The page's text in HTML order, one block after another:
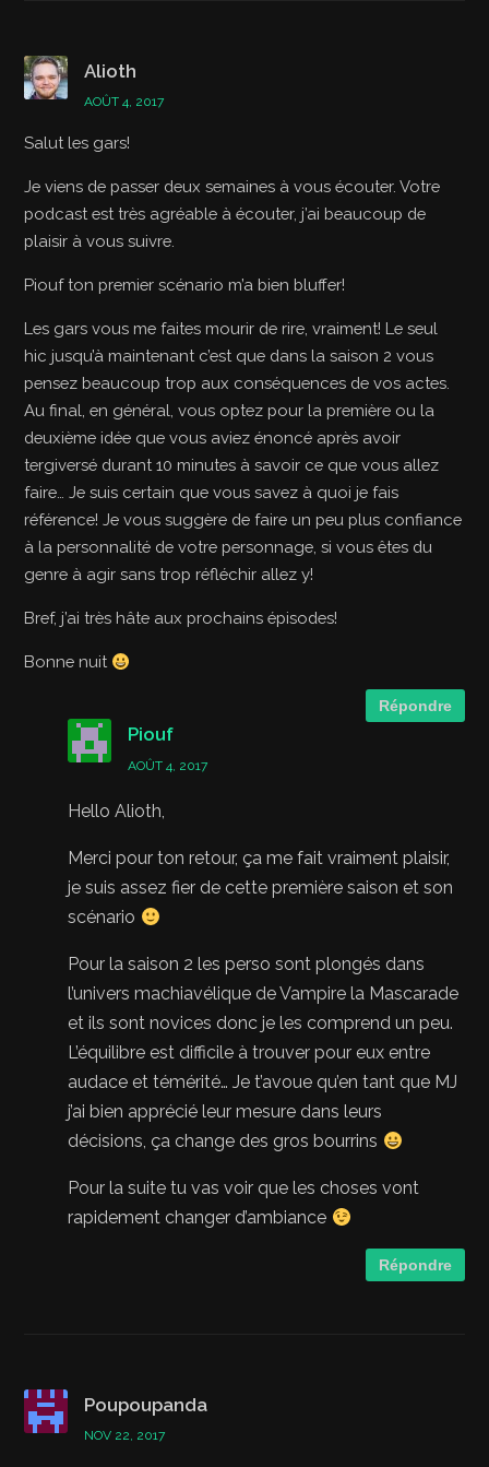
Alioth
AOÛT 4, 2017
Salut les gars!
Je viens de passer deux semaines à vous écouter. Votre
podcast est très agréable à écouter, j’ai beaucoup de
plaisir à vous suivre.
Piouf ton premier scénario m’a bien bluffer!
Les gars vous me faites mourir de rire, vraiment! Le seul
hic jusqu’à maintenant c’est que dans la saison 2 vous
pensez beaucoup trop aux conséquences de vos actes.
Au final, en général, vous optez pour la première ou la
deuxième idée que vous aviez énoncé après avoir
tergiversé durant 10 minutes à savoir ce que vous allez
faire… Je suis certain que vous savez à quoi je fais
référence! Je vous suggère de faire un peu plus confiance
à la personnalité de votre personnage, si vous êtes du
genre à agir sans trop réfléchir allez y!
Bref, j’ai très hâte aux prochains épisodes!
Bonne nuit
Répondre
Piouf
AOÛT 4, 2017
Hello Alioth,
Merci pour ton retour, ça me fait vraiment plaisir,
je suis assez fier de cette première saison et son
scénario
Pour la saison 2 les perso sont plongés dans
l’univers machiavélique de Vampire la Mascarade
et ils sont novices donc je les comprend un peu.
L’équilibre est difficile à trouver pour eux entre
audace et témérité… Je t’avoue qu’en tant que MJ
j’ai bien apprécié leur mesure dans leurs
décisions, ça change des gros bourrins
Pour la suite tu vas voir que les choses vont
rapidement changer d’ambiance
Répondre
Poupoupanda
NOV 22, 2017